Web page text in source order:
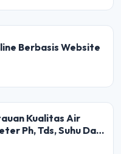
Berbasis Website
Kualitas Air
Ph, Tds, Suhu Dan